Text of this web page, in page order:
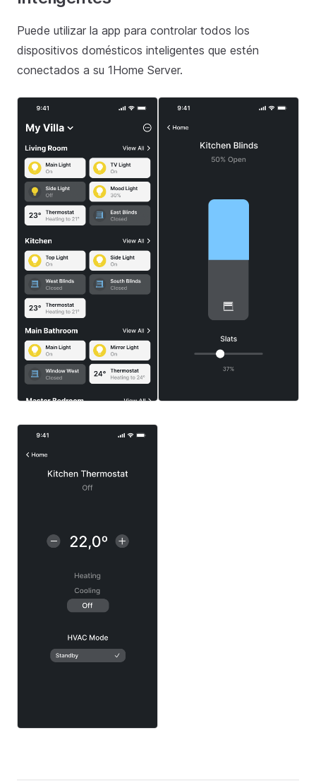
Puede utilizar la app para controlar todos los
dispositivos domésticos inteligentes que estén
conectados a su 1Home Server.